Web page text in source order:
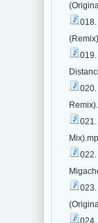
019.
020.
021.
023.